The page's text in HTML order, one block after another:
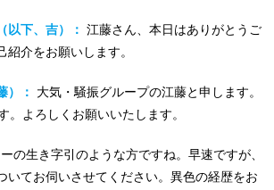
以下、吉）： 江藤さん、本日はありがとうご
介をお願いします。
）：
大気・騒振グループの江藤と申します。
。よろしくお願いいたします。
の生き字引のような方ですね。早速ですが、
いてお伺いさせてください。異色の経歴をお